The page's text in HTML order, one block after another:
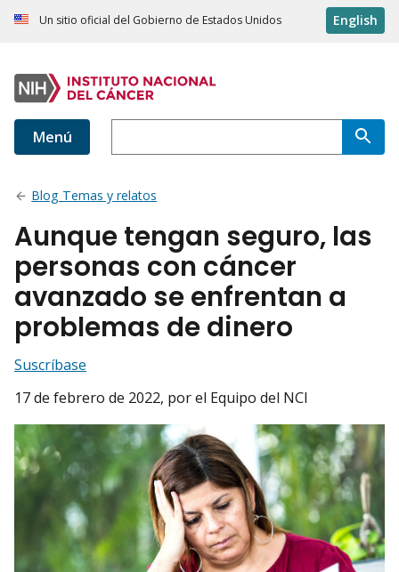
Un sitio oficial del Gobierno de Estados Unidos English
Menú
Blog Temas y relatos
Aunque tengan seguro, las
personas con cáncer
avanzado se enfrentan a
problemas de dinero
Suscríbase
17 de febrero de 2022, por el Equipo del NCI